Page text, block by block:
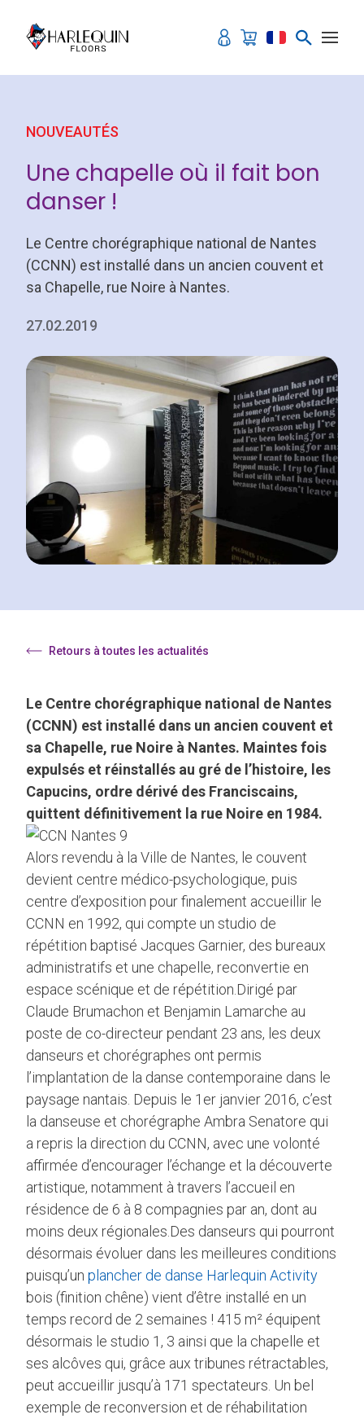
NOUVEAUTÉS
Une chapelle où il fait bon
danser !
Le Centre chorégraphique national de Nantes
(CCNN) est installé dans un ancien couvent et
sa Chapelle, rue Noire à Nantes.
27.02.2019
Retours à toutes les actualités
Le Centre chorégraphique national de Nantes
(CCNN) est installé dans un ancien couvent et
sa Chapelle, rue Noire à Nantes. Maintes fois
expulsés et réinstallés au gré de l’histoire, les
Capucins, ordre dérivé des Franciscains,
quittent définitivement la rue Noire en 1984.
Alors revendu à la Ville de Nantes, le couvent
devient centre médico-psychologique, puis
centre d’exposition pour finalement accueillir le
CCNN en 1992, qui compte un studio de
répétition baptisé Jacques Garnier, des bureaux
administratifs et une chapelle, reconvertie en
espace scénique et de répétition.Dirigé par
Claude Brumachon et Benjamin Lamarche au
poste de co-directeur pendant 23 ans, les deux
danseurs et chorégraphes ont permis
l’implantation de la danse contemporaine dans le
paysage nantais. Depuis le 1er janvier 2016, c’est
la danseuse et chorégraphe Ambra Senatore qui
a repris la direction du CCNN, avec une volonté
affirmée d’encourager l’échange et la découverte
artistique, notamment à travers l’accueil en
résidence de 6 à 8 compagnies par an, dont au
moins deux régionales.Des danseurs qui pourront
désormais évoluer dans les meilleures conditions
puisqu’un plancher de danse Harlequin Activity
bois (finition chêne) vient d’être installé en un
temps record de 2 semaines ! 415 m² équipent
désormais le studio 1, 3 ainsi que la chapelle et
ses alcôves qui, grâce aux tribunes rétractables,
peut accueillir jusqu’à 171 spectateurs. Un bel
exemple de reconversion et de réhabilitation